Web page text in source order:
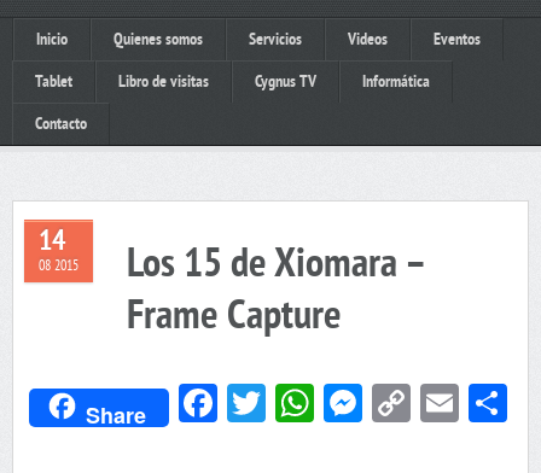
Inicio Quienes somos Servicios Videos Eventos
Tablet Libro de visitas Cygnus TV Informática
Contacto
14
08 2015
Los 15 de Xiomara –
Frame Capture
Share Facebook
Twitter
WhatsApp
Messenger
Copy